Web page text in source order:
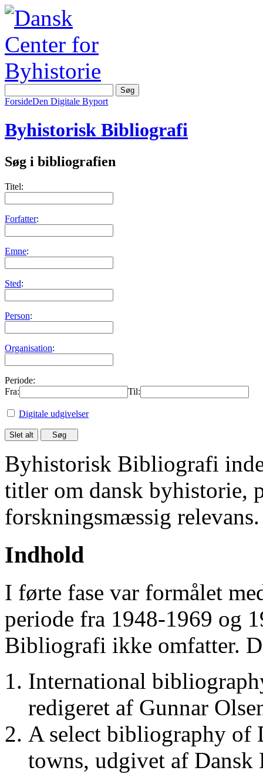
ForsideDen Digitale Byport
Byhistorisk Bibliografi
Søg i bibliografien
Titel:
Forfatter:
Emne:
Sted:
Person:
Organisation:
Periode:
Fra:
Til:
Digitale udgivelser
Byhistorisk Bibliografi
titler om dansk byhistorie,
forskningsmæssig relevans.
Indhold
I førte fase var formålet
periode fra 1948-1969 og
Bibliografi ikke omfatter.
International
redigeret af Gunnar
A select bibliography of
towns, udgivet af